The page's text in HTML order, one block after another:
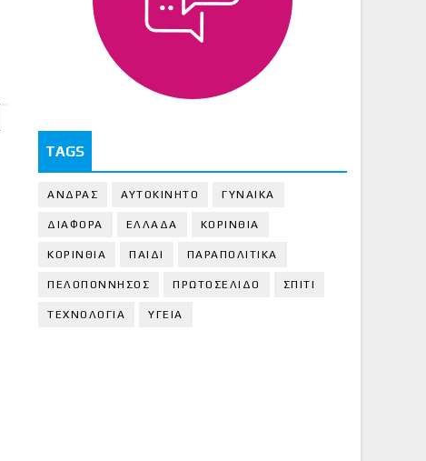
TAGS
ΑΝΔΡΑΣ ΑΥΤΟΚΙΝΗΤΟ ΓΥΝΑΙΚΑ
ΔΙΑΦΟΡΑ ΕΛΛΑΔΑ ΚΟΡΙΝΘΙΑ
ΚΟΡΙΝΘΙA ΠΑΙΔΙ ΠΑΡΑΠΟΛΙΤΙΚΑ
ΠΕΛΟΠΟΝΝΗΣΟΣ ΠΡΩΤΟΣΕΛΙΔΟ ΣΠΙΤΙ
ΤΕΧΝΟΛΟΓΙΑ ΥΓΕΙΑ